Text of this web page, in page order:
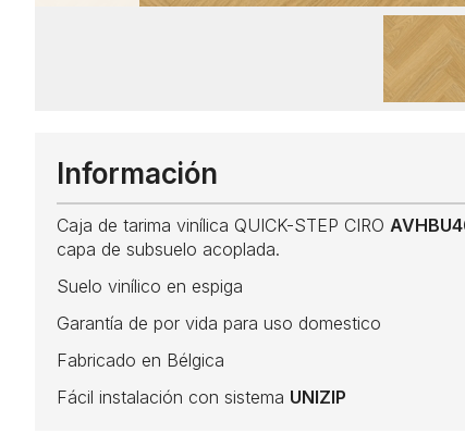
Información
Caja de tarima vinílica QUICK-STEP CIRO
capa de subsuelo acoplada.
Suelo vinílico en espiga
Garantía de por vida para uso domestico
Fabricado en Bélgica
Fácil instalación con sistema UNIZIP